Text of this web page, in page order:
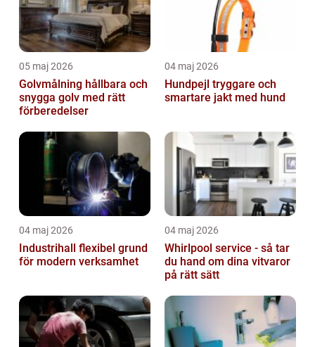
05 maj 2026
Golvmålning hållbara och
snygga golv med rätt
förberedelser
04 maj 2026
Hundpejl tryggare och
smartare jakt med hund
04 maj 2026
Industrihall flexibel grund
för modern verksamhet
04 maj 2026
Whirlpool service - så tar
du hand om dina vitvaror
på rätt sätt